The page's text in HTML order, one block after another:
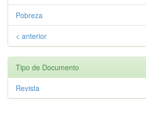
Pobreza
< anterior
Tipo de Documento
Revista